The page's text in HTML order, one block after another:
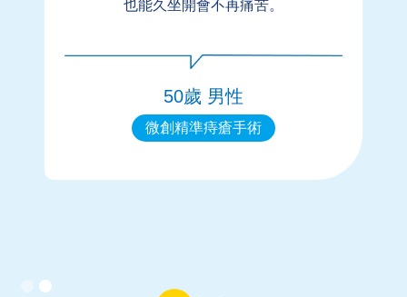
也能久坐開會不再痛苦。
50歲 男性
微創精準痔瘡手術
Slide 2 of 2.